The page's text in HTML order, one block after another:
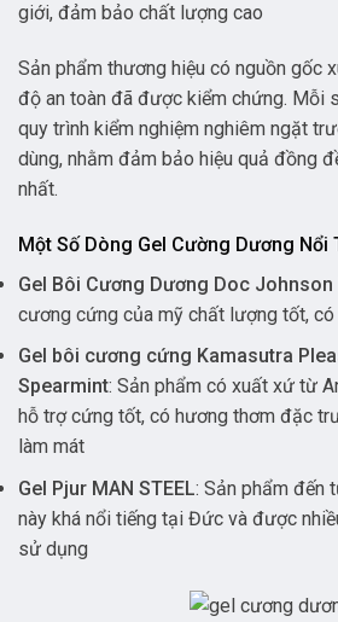
giới, đảm bảo chất lượng cao
Sản phẩm thương hiệu có nguồn gốc
độ an toàn đã được kiểm chứng. Mỗi
quy trình kiểm nghiệm nghiêm ngặt
dùng, nhằm đảm bảo hiệu quả đồng
nhất.
Một Số Dòng Gel Cường Dương Nổi
Gel Bôi Cương Dương Doc Johnson
cương cứng của mỹ chất lượng tốt,
Gel bôi cương cứng Kamasutra
Spearmint: Sản phẩm có xuất xứ từ
hỗ trợ cứng tốt, có hương thơm đặc
làm mát
Gel Pjur MAN STEEL: Sản phẩm đến
này khá nổi tiếng tại Đức và được
sử dụng